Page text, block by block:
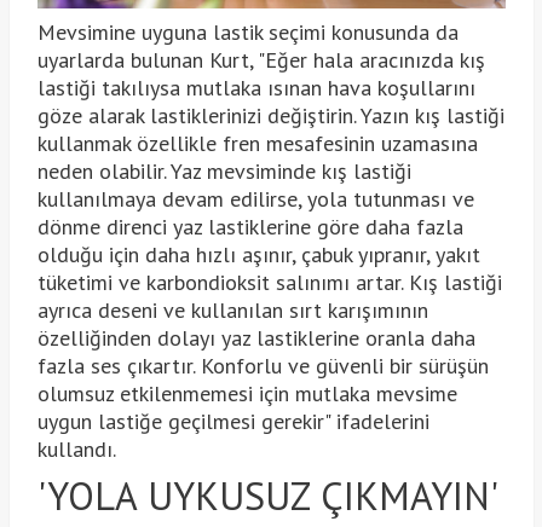
Mevsimine uyguna lastik seçimi konusunda da
uyarlarda bulunan Kurt, "Eğer hala aracınızda kış
lastiği takılıysa mutlaka ısınan hava koşullarını
göze alarak lastiklerinizi değiştirin. Yazın kış lastiği
kullanmak özellikle fren mesafesinin uzamasına
neden olabilir. Yaz mevsiminde kış lastiği
kullanılmaya devam edilirse, yola tutunması ve
dönme direnci yaz lastiklerine göre daha fazla
olduğu için daha hızlı aşınır, çabuk yıpranır, yakıt
tüketimi ve karbondioksit salınımı artar. Kış lastiği
ayrıca deseni ve kullanılan sırt karışımının
özelliğinden dolayı yaz lastiklerine oranla daha
fazla ses çıkartır. Konforlu ve güvenli bir sürüşün
olumsuz etkilenmemesi için mutlaka mevsime
uygun lastiğe geçilmesi gerekir" ifadelerini
kullandı.
'YOLA UYKUSUZ ÇIKMAYIN'